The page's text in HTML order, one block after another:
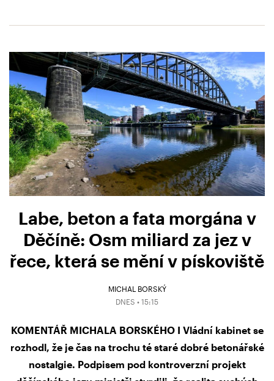
Labe, beton a fata morgána v
Děčíně: Osm miliard za jez v
řece, která se mění v pískoviště
MICHAL BORSKÝ
DNES • 15:15
KOMENTÁŘ MICHALA BORSKÉHO I Vládní kabinet se
rozhodl, že je čas na trochu té staré dobré betonářské
nostalgie. Podpisem pod kontroverzní projekt